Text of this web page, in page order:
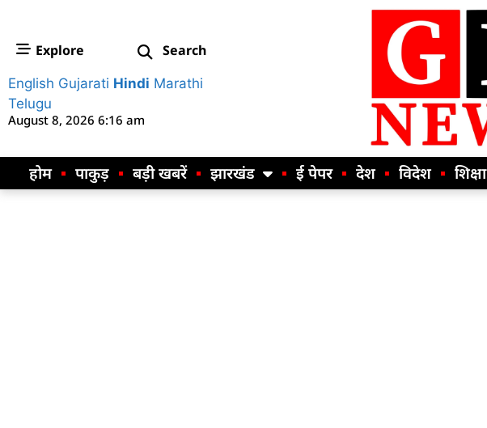
Explore Search
English Gujarati Hindi Marathi
Telugu
August 8, 2026 6:16 am
होम पाकुड़ बड़ी खबरें झारखंड ई पेपर देश विदेश शिक्षा